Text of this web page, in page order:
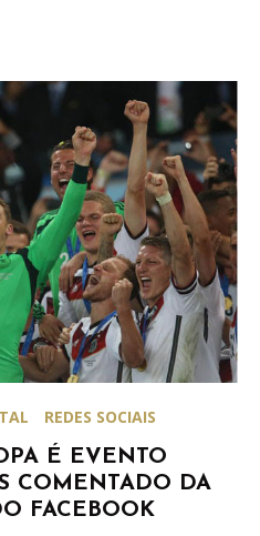
REDES SOCIAIS
É EVENTO
COMENTADO DA
FACEBOOK